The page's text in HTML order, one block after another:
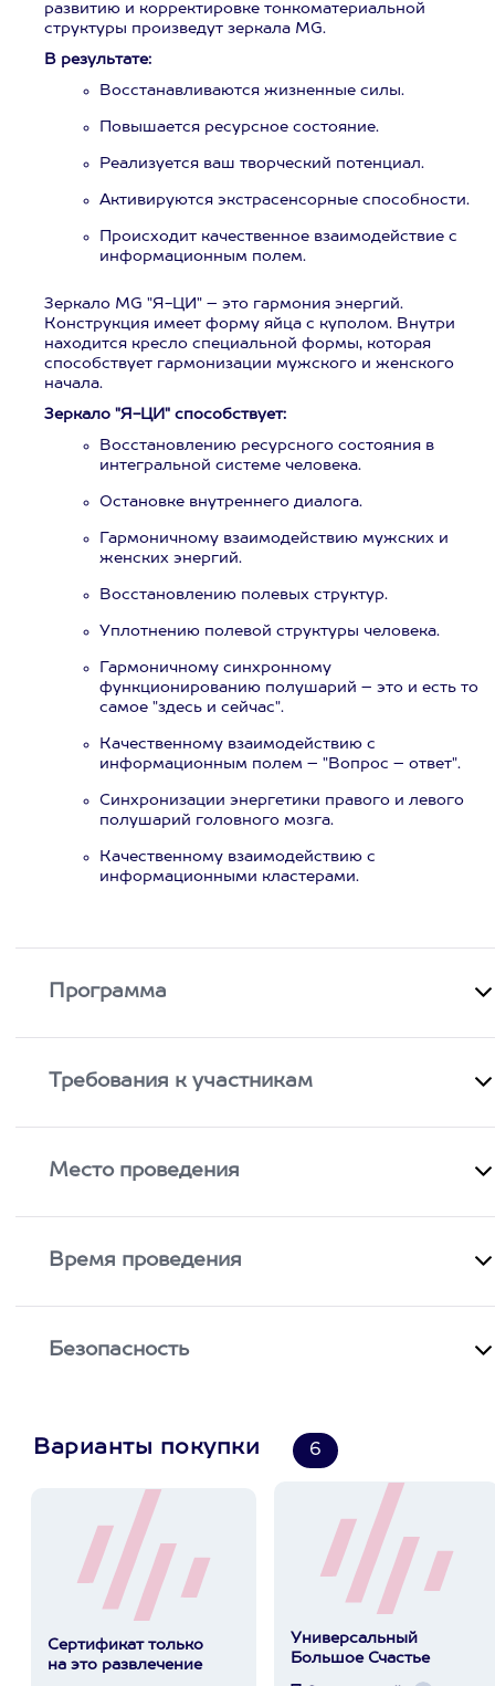
развитию и корректировке тонкоматериальной
структуры произведут зеркала MG.
В результате:
Восстанавливаются жизненные силы.
Повышается ресурсное состояние.
Реализуется ваш творческий потенциал.
Активируются экстрасенсорные способности.
Происходит качественное взаимодействие с
информационным полем.
Зеркало MG "Я-ЦИ" – это гармония энергий.
Конструкция имеет форму яйца с куполом. Внутри
находится кресло специальной формы, которая
способствует гармонизации мужского и женского
начала.
Зеркало "Я-ЦИ" способствует:
Восстановлению ресурсного состояния в
интегральной системе человека.
Остановке внутреннего диалога.
Гармоничному взаимодействию мужских и
женских энергий.
Восстановлению полевых структур.
Уплотнению полевой структуры человека.
Гармоничному синхронному
функционированию полушарий – это и есть то
самое "здесь и сейчас".
Качественному взаимодействию с
информационным полем – "Вопрос – ответ".
Синхронизации энергетики правого и левого
полушарий головного мозга.
Качественному взаимодействию с
информационными кластерами.
Программа
Требования к участникам
Место проведения
Время проведения
Безопасность
Варианты покупки 6
Сертификат только
на это развлечение
Универсальный
Большое Счастье